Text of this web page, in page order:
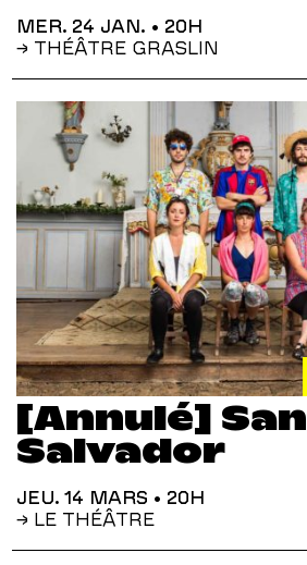
MER. 24 JAN. • 20H
→ THÉÂTRE GRASLIN
[Annulé] San
Salvador
JEU. 14 MARS • 20H
→ LE THÉÂTRE